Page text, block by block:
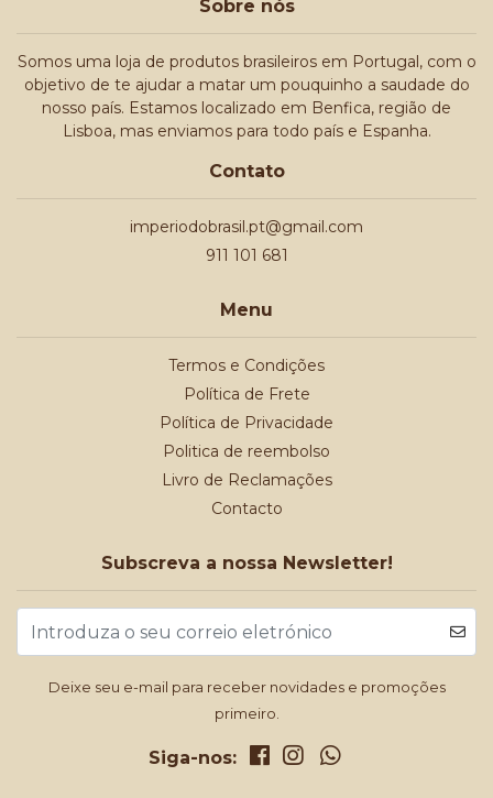
Sobre nós
Somos uma loja de produtos brasileiros em Portugal, com o
objetivo de te ajudar a matar um pouquinho a saudade do
nosso país. Estamos localizado em Benfica, região de
Lisboa, mas enviamos para todo país e Espanha.
Contato
imperiodobrasil.pt@gmail.com
911 101 681
Menu
Termos e Condições
Política de Frete
Política de Privacidade
Politica de reembolso
Livro de Reclamações
Contacto
Subscreva a nossa Newsletter!
Deixe seu e-mail para receber novidades e promoções
primeiro.
Siga-nos: